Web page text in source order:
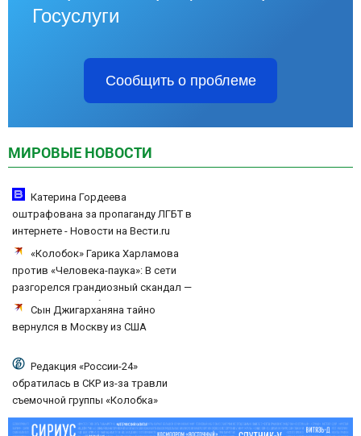
Госуслуги
Сообщить о проблеме
МИРОВЫЕ НОВОСТИ
Катерина Гордеева
оштрафована за пропаганду ЛГБТ в
интернете - Новости на Вести.ru
«Колобок» Гарика Харламова
против «Человека-паука»: В сети
разгорелся грандиозный скандал —
а картина уже собрала почти 100
Сын Джигарханяна тайно
вернулся в Москву из США
Редакция «России-24»
обратилась в СКР из-за травли
съемочной группы «Колобка»